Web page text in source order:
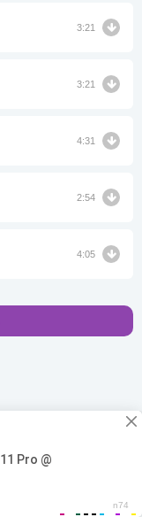
3:21
3:21
4:31
2:54
4:05